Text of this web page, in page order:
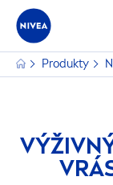
Produkty